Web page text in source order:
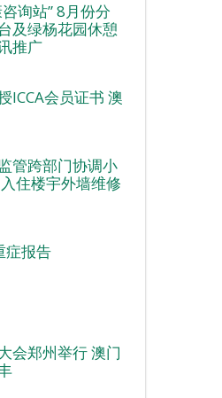
询站” 8月份分
及绿杨花园休憩
推广
ICCA会员证书 澳
管跨部门协调小
住楼宇外墙维修
症报告
会郑州举行 澳门